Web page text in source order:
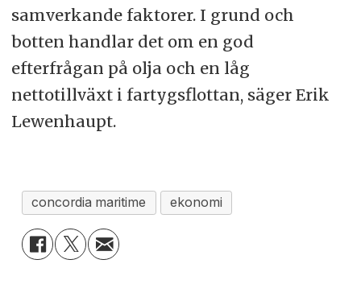
samverkande faktorer. I grund och
botten handlar det om en god
efterfrågan på olja och en låg
nettotillväxt i fartygsflottan, säger Erik
Lewenhaupt.
concordia maritime ekonomi